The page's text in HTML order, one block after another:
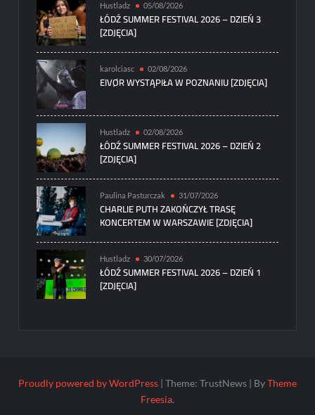
Hustladz 05/08/2026
ŁÓDŹ SUMMER FESTIVAL 2026 – DZIEŃ 3
[ZDJĘCIA]
karolciasc 02/08/2026
EIVØR WYSTĄPIŁA W POZNANIU [ZDJĘCIA]
Hustladz 02/08/2026
ŁÓDŹ SUMMER FESTIVAL 2026 – DZIEŃ 2
[ZDJĘCIA]
Paulina Pasturczak 31/07/2026
CHARLIE PUTH ZAKOŃCZYŁ TRASĘ
KONCERTEM W WARSZAWIE [ZDJĘCIA]
Hustladz 30/07/2026
ŁÓDŹ SUMMER FESTIVAL 2026 – DZIEŃ 1
[ZDJĘCIA]
Proudly powered by WordPress | Theme: TrustNews | ByTheme
Freesia.